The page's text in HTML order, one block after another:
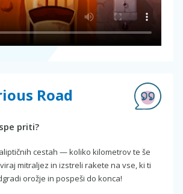
Road
priti?
cestah — koliko kilometrov te še
mitraljez in izstreli rakete na vse, ki ti
orožje in pospeši do konca!